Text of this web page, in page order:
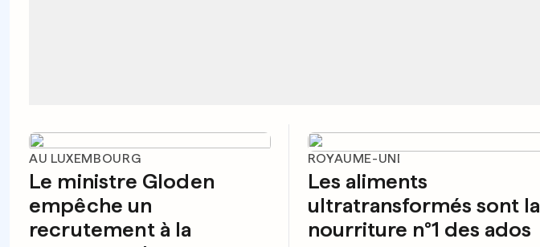
AU LUXEMBOURG
Le ministre Gloden
empêche un
recrutement à la
ROYAUME-UNI
Les aliments
ultratransformés sont la
nourriture n°1 des ados